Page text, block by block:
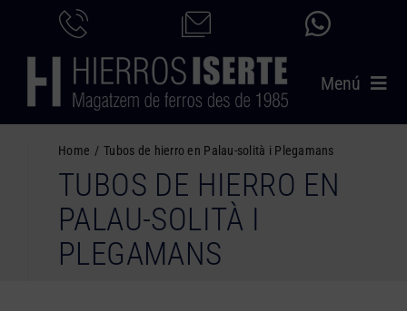
contenido
Menú
PRODUCTOS
SERVICIOS
CATÁLOGO
Home Tubos de hierro en Palau-solità i Plegamans
TUBOS DE HIERRO EN
PALAU-SOLITÀ I
PLEGAMANS